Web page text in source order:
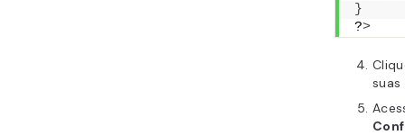
}
?>
suas